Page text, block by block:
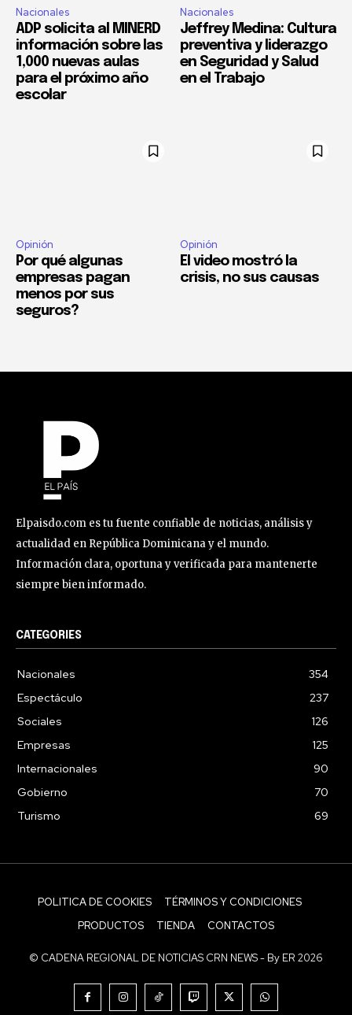
Nacionales
ADP solicita al MINERD
información sobre las
1,000 nuevas aulas
para el próximo año
escolar
Nacionales
Jeffrey Medina: Cultura
preventiva y liderazgo
en Seguridad y Salud
en el Trabajo
Opinión
Por qué algunas
empresas pagan
menos por sus
seguros?
Opinión
El video mostró la
crisis, no sus causas
Elpaisdo.com es tu fuente confiable de noticias, análisis y
actualidad en República Dominicana y el mundo.
Información clara, oportuna y verificada para mantenerte
siempre bien informado.
CATEGORIES
Nacionales
354
Espectáculo
237
Sociales
126
Empresas
125
Internacionales
90
Gobierno
70
Turismo
69
POLITICA DE COOKIES
TÉRMINOS Y CONDICIONES
PRODUCTOS
TIENDA CONTACTOS
© CADENA REGIONAL DE NOTICIAS CRN NEWS - By ER 2026